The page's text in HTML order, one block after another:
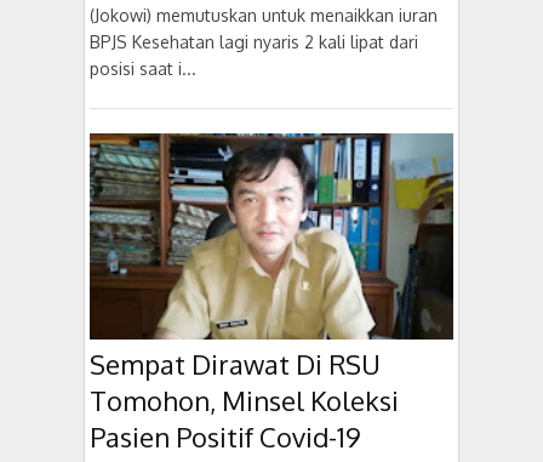
(Jokowi) memutuskan untuk menaikkan iuran
BPJS Kesehatan lagi nyaris 2 kali lipat dari
posisi saat i...
Sempat Dirawat Di RSU
Tomohon, Minsel Koleksi
Pasien Positif Covid-19